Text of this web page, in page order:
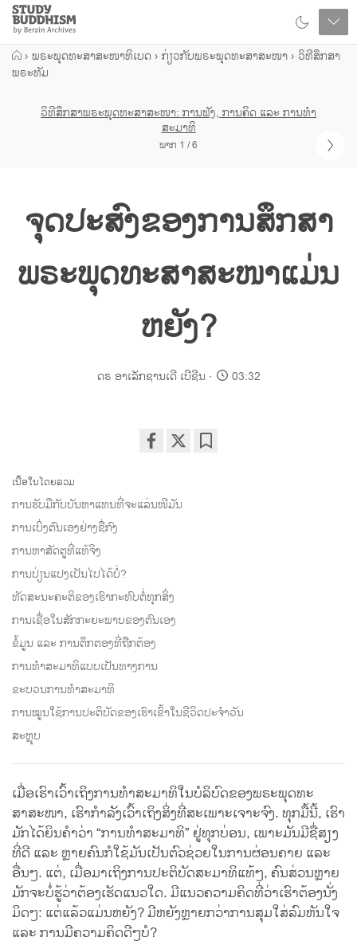
Close
Study
Buddhism
Home
› ພຣະພຸດທະສາສະໜາທິເບດ › ກ່ຽວກັບພຣະພຸດທະສາສະໜາ › ວິທີສຶກສາ
ພຣະທັມ
ວິທີສຶກສາພຣະພຸດທະສາສະໜາ: ການຟັງ, ການຄິດ ແລະ ການທຳ
ສະມາທິ
ພາກ 1 / 6
ຈຸດປະສົງຂອງການສຶກສາ
ພຣະພຸດທະສາສະໜາແມ່ນ
ຫຍັງ?
ດຣ ອາເລັກຊານເດີ ເບີຊີນ 03:32
facebook
ເນື້ອໃນໂດຍລວມ
ການຮັບມືກັບບັນຫາແທນທີ່ຈະແລ່ນໜີມັນ
ການເບິ່ງຕົນເອງຢ່າງຊື່ກົງ
ການຫາສັດຕູທີ່ແທ້ຈິງ
ການປ່ຽນແປງເປັນໄປໄດ້ບໍ່?
ທັດສະນະຄະຕິຂອງເຮົາກະທົບຕໍ່ທຸກສິ່ງ
ການເຊື່ອໃນສັກກະຍະພາບຂອງຕົນເອງ
ຂໍ້ມູນ ແລະ ການຕຶກຕອງທີ່ຖືກຕ້ອງ
ການທຳສະມາທິແບບເປັນທາງການ
ຂະບວນການທຳສະມາທິ
ການໝູນໃຊ້ການປະຕິບັດຂອງເຮົາເຂົ້າໃນຊີວິດປະຈຳວັນ
ສະຫຼຸບ
ເມື່ອເຮົາເວົ້າເຖິງການທຳສະມາທິໃນບໍລິບົດຂອງພຣະພຸດທະ
ສາສະໜາ, ເຮົາກຳລັງເວົ້າເຖິງສິ່ງທີ່ສະເພາະເຈາະຈົງ. ທຸກມື້ນີ້, ເຮົາ
ມັກໄດ້ຍິນຄຳວ່າ “ການທຳສະມາທິ” ຢູ່ທຸກບ່ອນ, ເພາະມັນມີຊື່ສຽງ
ທີ່ດີ ແລະ ຫຼາຍຄົນກໍໃຊ້ມັນເປັນຕົວຊ່ວຍໃນການຜ່ອນຄາຍ ແລະ
ອື່ນໆ. ແຕ່, ເມື່ອມາເຖິງການປະຕິບັດສະມາທິແທ້ໆ, ຄົນສ່ວນຫຼາຍ
ມັກຈະບໍ່ຮູ້ວ່າຕ້ອງເຮັດແນວໃດ. ມີແນວຄວາມຄິດທີ່ວ່າເຮົາຕ້ອງນັ່ງ
ມິດໆ: ແຕ່ແລ້ວແມ່ນຫຍັງ? ມີຫຍັງຫຼາຍກວ່າການສຸມໃສ່ລົມຫັນໃຈ
ແລະ ການມີຄວາມຄິດດີໆບໍ?